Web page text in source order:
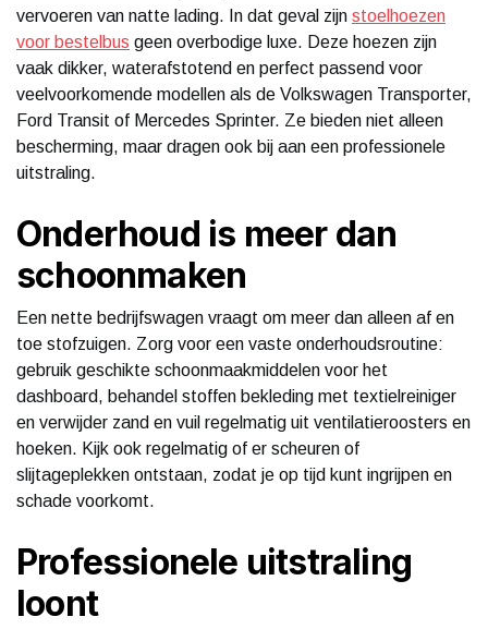
vervoeren van natte lading. In dat geval zijn stoelhoezen
voor bestelbus geen overbodige luxe. Deze hoezen zijn
vaak dikker, waterafstotend en perfect passend voor
veelvoorkomende modellen als de Volkswagen Transporter,
Ford Transit of Mercedes Sprinter. Ze bieden niet alleen
bescherming, maar dragen ook bij aan een professionele
uitstraling.
Onderhoud is meer dan
schoonmaken
Een nette bedrijfswagen vraagt om meer dan alleen af en
toe stofzuigen. Zorg voor een vaste onderhoudsroutine:
gebruik geschikte schoonmaakmiddelen voor het
dashboard, behandel stoffen bekleding met textielreiniger
en verwijder zand en vuil regelmatig uit ventilatieroosters en
hoeken. Kijk ook regelmatig of er scheuren of
slijtageplekken ontstaan, zodat je op tijd kunt ingrijpen en
schade voorkomt.
Professionele uitstraling
loont